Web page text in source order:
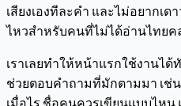
เสียงเองทีละคำ และไม่อยากเ
ไหวสำหรับคนที่ไม่ได้อ่านไทยค
เราเลยทำให้หน้าแรกใช้งานไ
ช่วยตอบคำถามที่มักตามมา เช่
เมื่อไร ชื่อคนควรเขียนแบบไหน